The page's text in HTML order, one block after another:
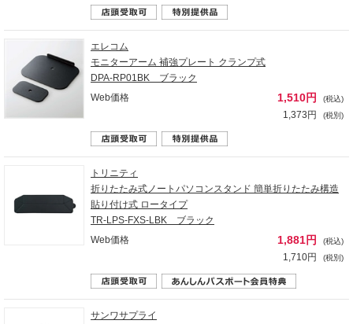
エレコム
モニターアーム 補強プレート クランプ式
DPA-RP01BK ブラック
Web価格
1,510円 (税込)
1,373円 (税別)
トリニティ
折りたたみ式ノートパソコンスタンド 簡単折りたたみ構造
貼り付け式 ロータイプ
TR-LPS-FXS-LBK ブラック
Web価格
1,881円 (税込)
1,710円 (税別)
サンワサプライ